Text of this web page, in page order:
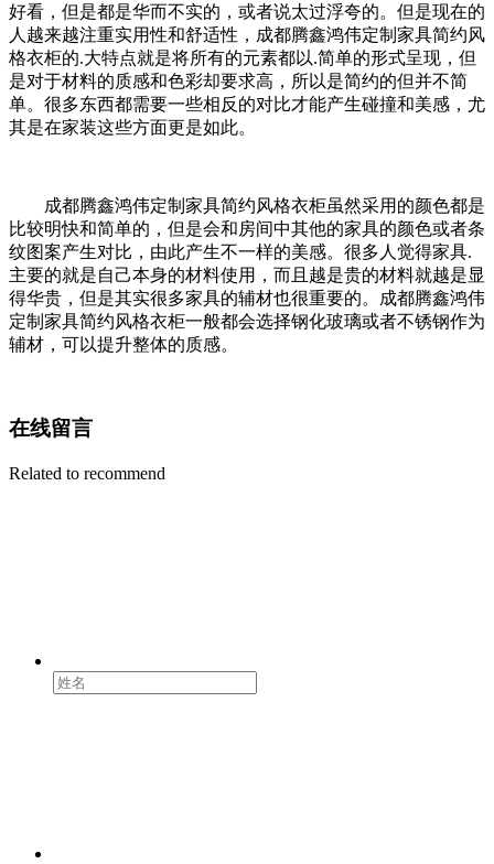
好看，但是都是华而不实的，或者说太过浮夸的。但是现在的
人越来越注重实用性和舒适性，成都腾鑫鸿伟定制家具简约风
格衣柜的.大特点就是将所有的元素都以.简单的形式呈现，但
是对于材料的质感和色彩却要求高，所以是简约的但并不简
单。很多东西都需要一些相反的对比才能产生碰撞和美感，尤
其是在家装这些方面更是如此。
成都腾鑫鸿伟定制家具简约风格衣柜虽然采用的颜色都是
比较明快和简单的，但是会和房间中其他的家具的颜色或者条
纹图案产生对比，由此产生不一样的美感。很多人觉得家具.
主要的就是自己本身的材料使用，而且越是贵的材料就越是显
得华贵，但是其实很多家具的辅材也很重要的。
成都腾鑫鸿伟
定制家具简约风格衣柜一般都会选择钢化玻璃或者不锈钢作为
辅材，可以提升整体的质感。
在线留言
Related to recommend